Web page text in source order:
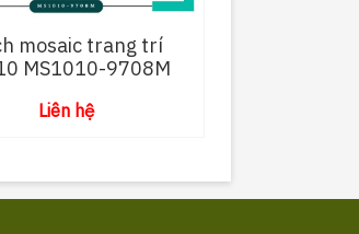
mosaic trang trí
MS1010-9708M
Liên hệ